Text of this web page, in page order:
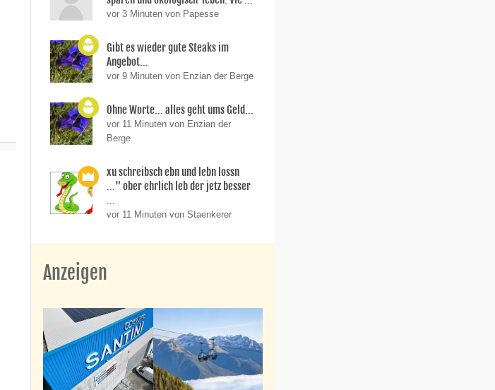
vor 3 Minuten von Papesse
Gibt es wieder gute Steaks im
Angebot...
vor 9 Minuten von Enzian der Berge
Ohne Worte... alles geht ums Geld...
vor 11 Minuten von Enzian der
Berge
xu schreibsch ebn und lebn lossn
..." ober ehrlich leb der jetz besser
...
vor 11 Minuten von Staenkerer
Anzeigen